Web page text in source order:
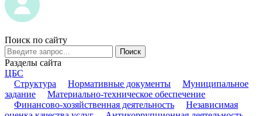
Поиск по сайту
Поиск
Разделы сайта
ЦБС
Структура
Нормативные документы
Муниципальное
задание
Материально-техническое обеспечение
Финансово-хозяйственная деятельность
Независимая